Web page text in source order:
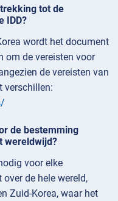
tot de
IDD?
wordt het document
om de vereisten voor
de vereisten van
verschillen:
de bestemming
wereldwijd?
voor elke
de hele wereld,
Zuid-Korea, waar het